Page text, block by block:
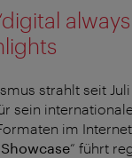
strahlt seit
sein
im
“ führt